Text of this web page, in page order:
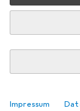
Impressum
Relevanz
Produktliste
EUR
53,60